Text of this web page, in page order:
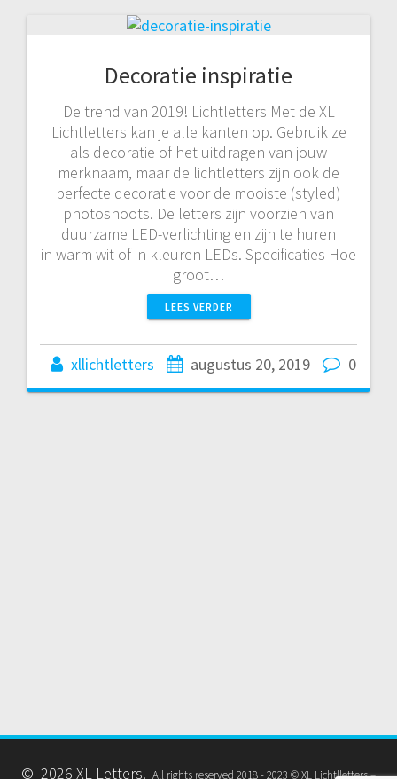
Decoratie inspiratie
De trend van 2019! Lichtletters Met de XL
Lichtletters kan je alle kanten op. Gebruik ze
als decoratie of het uitdragen van jouw
merknaam, maar de lichtletters zijn ook de
perfecte decoratie voor de mooiste (styled)
photoshoots. De letters zijn voorzien van
duurzame LED-verlichting en zijn te huren
in warm wit of in kleuren LEDs. Specificaties Hoe
groot…
LEES VERDER
xllichtletters augustus 20, 2019 0
© 2026 XL Letters. All rights reserved 2018 - 2023 © XL Lichtlletters –